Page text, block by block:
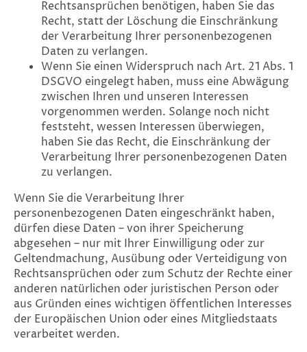
Rechtsansprüchen benötigen, haben Sie das
Recht, statt der Löschung die Einschränkung
der Verarbeitung Ihrer personenbezogenen
Daten zu verlangen.
Wenn Sie einen Widerspruch nach Art. 21 Abs. 1
DSGVO eingelegt haben, muss eine Abwägung
zwischen Ihren und unseren Interessen
vorgenommen werden. Solange noch nicht
feststeht, wessen Interessen überwiegen,
haben Sie das Recht, die Einschränkung der
Verarbeitung Ihrer personenbezogenen Daten
zu verlangen.
Wenn Sie die Verarbeitung Ihrer
personenbezogenen Daten eingeschränkt haben,
dürfen diese Daten – von ihrer Speicherung
abgesehen – nur mit Ihrer Einwilligung oder zur
Geltendmachung, Ausübung oder Verteidigung von
Rechtsansprüchen oder zum Schutz der Rechte einer
anderen natürlichen oder juristischen Person oder
aus Gründen eines wichtigen öffentlichen Interesses
der Europäischen Union oder eines Mitgliedstaats
verarbeitet werden.